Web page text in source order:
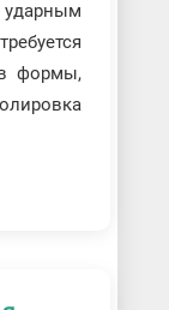
формы,